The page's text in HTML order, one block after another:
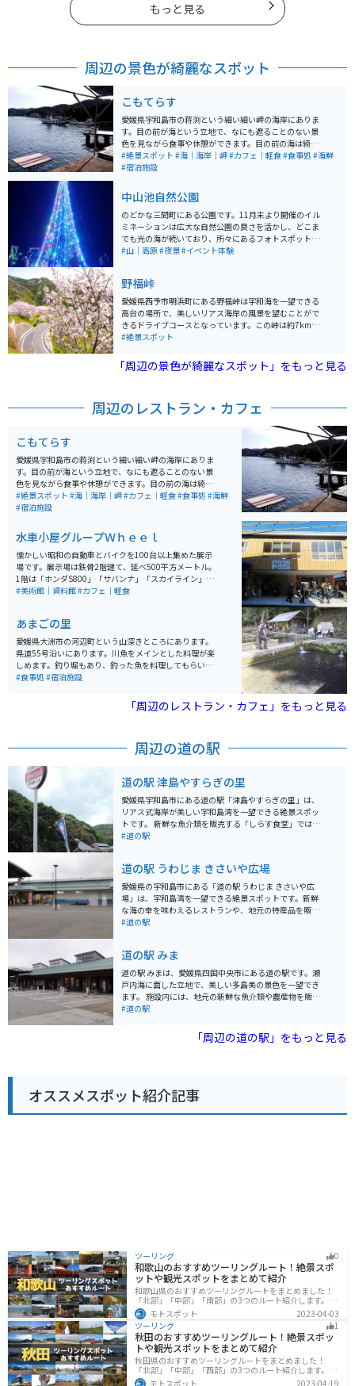
もっと見る
周辺の景色が綺麗なスポット
こもてらす
愛媛県宇和島市の蒋渕という細い細い岬の海岸にありま
す。目の前が海という立地で、なにも遮ることのない景
色を見ながら食事や休憩ができます。目の前の海は綺麗
で少し覗き込めば泳いでる魚が見えるほど。新鮮な海の
幸をいただき、のんびりと海を楽しむことのできる場所
#絶景スポット #海｜海岸｜岬#カフェ｜軽食#食事処 #海鮮
#宿泊施設
中山池自然公園
のどかな三間町にある公園です。11月末より開催のイル
ミネーションは広大な自然公園の良さを活かし、どこま
でも光の海が続いており、所々にあるフォトスポットで
は友人同士、家族連れ、恋人とたくさんの方が写真を撮
とができます。 自然公園というだけあって季節の花もた
くさん植えてあり、春夏秋冬それぞれ違った表情を見ら
れるスポットです。
#山｜高原#夜景#イベント体験
野福峠
愛媛県西予市明浜町にある野福峠は宇和海を一望できる
高台の場所で、美しいリアス海岸の風景を望むことがで
きるドライブコースとなっています。この峠は約7kmに
わたってつづら折りの道が続き、3月下旬から4月上旬に
す。峠の途中には小さな公園があり、車を停めてゆっく
り景色を楽しむことができます。 毎年3月の最終日曜日
ご注意ください。
#絶景スポット
「周辺の景色が綺麗なスポット」をもっと見る
周辺のレストラン・カフェ
こもてらす
愛媛県宇和島市の蒋渕という細い細い岬の海岸にありま
す。目の前が海という立地で、なにも遮ることのない景
色を見ながら食事や休憩ができます。目の前の海は綺麗
で少し覗き込めば泳いでる魚が見えるほど。新鮮な海の
幸をいただき、のんびりと海を楽しむことのできる場所
#絶景スポット #海｜海岸｜岬#カフェ｜軽食#食事処 #海鮮
#宿泊施設
水車小屋グループＷｈｅｅｌ
懐かしい昭和の自動車とバイクを100台以上集めた展示
場です。展示場は鉄骨2階建て、延べ500平方メートル。
1階は「ホンダS800」「サバンナ」「スカイライン」な
どの1950～90年代の自動車約15台。2階は人気だった
料。営業時間は午前10時から午後5時。カフェも併設さ
れています。
#美術館｜資料館#カフェ｜軽食
あまごの里
愛媛県大洲市の河辺町という山深きところにあります。
県道55号沿いにあります。川魚をメインとした料理が楽
しめます。釣り堀もあり、釣った魚を料理してもらい、
食べることもできます。宿泊施設もあり渓谷の宿でゆっ
#食事処 #宿泊施設
「周辺のレストラン・カフェ」をもっと見る
周辺の道の駅
道の駅 津島やすらぎの里
愛媛県宇和島市にある道の駅「津島やすらぎの里」は、
リアス式海岸が美しい宇和島湾を一望できる絶景スポッ
トです。 新鮮な魚介類を販売する「しらす食堂」では、
地元で獲れた新鮮な魚介類をリーズナブルな価格で味わ
使ったしらす丼です。 また、お土産コーナーでは、地元
産の柑橘類や海産物の加工品など、バラエティ豊かなお
土産が販売されています。 バイクで訪れる場合、道の駅
には広々とした駐車場が完備されているので安心です。
宇和島湾岸道路沿いに位置しているので、ツーリングの
スポットも充実しているので、合わせて訪れてみるのも
おすすめです。
#道の駅
道の駅 うわじま きさいや広場
愛媛県の宇和島市にある「道の駅 うわじま きさいや広
場」は、宇和島湾を一望できる絶景スポットです。新鮮
な海の幸を味わえるレストランや、地元の特産品を販売
するショップなどがあり、観光客に人気です。 特に、宇
ス式海岸線を走る絶景ルートも楽しめます。駐車場も広
く、休憩場所としても最適です。 お土産には、宇和島真
珠や伊予柑を使ったお菓子などが人気です。
#道の駅
道の駅 みま
道の駅 みまは、愛媛県四国中央市にある道の駅です。瀬
戸内海に面した立地で、美しい多島美の景色を一望でき
ます。 施設内には、地元の新鮮な魚介類や農産物を販売
する直売所や、地元食材を使った料理を提供するレスト
です。また、瀬戸内海の島々を巡る遊覧船乗り場もあ
り、観光の拠点としても最適です。 バイクで訪れる場
#道の駅
「周辺の道の駅」をもっと見る
オススメスポット紹介記事
ツーリング 0
和歌山のおすすめツーリングルート！絶景スポ
ットや観光スポットをまとめて紹介
和歌山県のおすすめツーリングルートをまとめました！
「北部」「中部」「南部」の3つのルート紹介します。海
と山に囲まれた自然豊かなエリアが広がり、様々な楽し
み方ができます。バイクで和歌山県にツーリングに行く
際は参考にしてください。
モトスポット
2023-04-03
ツーリング
1
秋田のおすすめツーリングルート！絶景スポッ
トや観光スポットをまとめて紹介
秋田県のおすすめツーリングルートをまとめました！
「北部」「中部」「西部」の3つのルート紹介します。自
然豊かな山々や湖、温泉地が点在し、四季折々の景色を
モトスポット 2023-04-19